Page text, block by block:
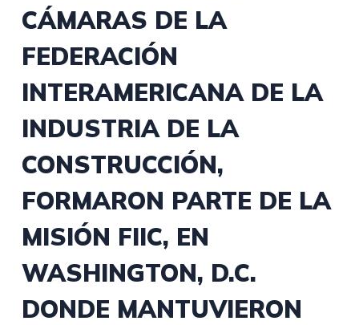
nCÁMARAS DE LA
FEDERACIÓN
INTERAMERICANA DE LA
INDUSTRIA DE LA
CONSTRUCCIÓN,
FORMARON PARTE DE LA
MISIÓN FIIC, EN
WASHINGTON, D.C.
DONDE MANTUVIERON